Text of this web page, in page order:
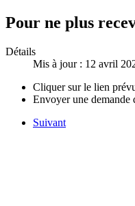
Pour ne plus
Détails
Mis à jour : 12 avril
Cliquer sur le lien
Envoyer une demande
Suivant